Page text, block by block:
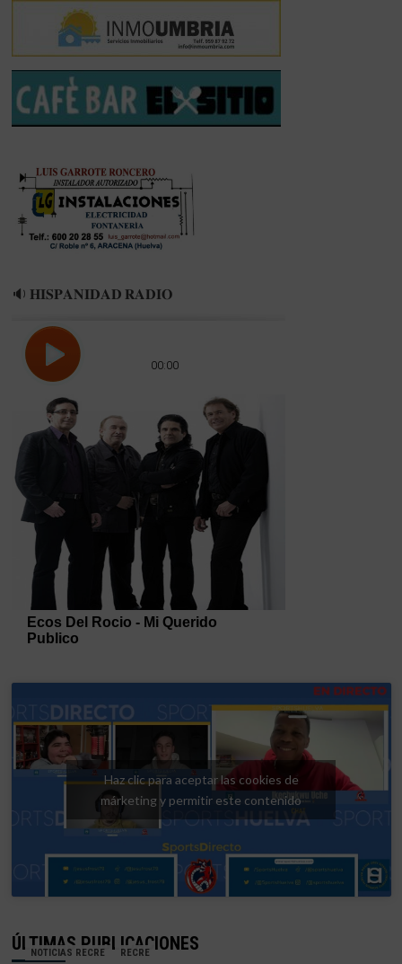
🔉 𝐇𝐈𝐒𝐏𝐀𝐍𝐈𝐃𝐀𝐃 𝐑𝐀𝐃𝐈𝐎
Haz clic para aceptar las cookies de
márketing y permitir este contenido
ÚLTIMAS PUBLICACIONES
NOTICIAS RECRE RECRE